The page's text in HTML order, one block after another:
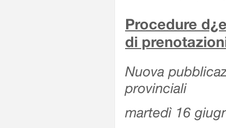
Procedure
di
Nuova
provinciali
martedì 16